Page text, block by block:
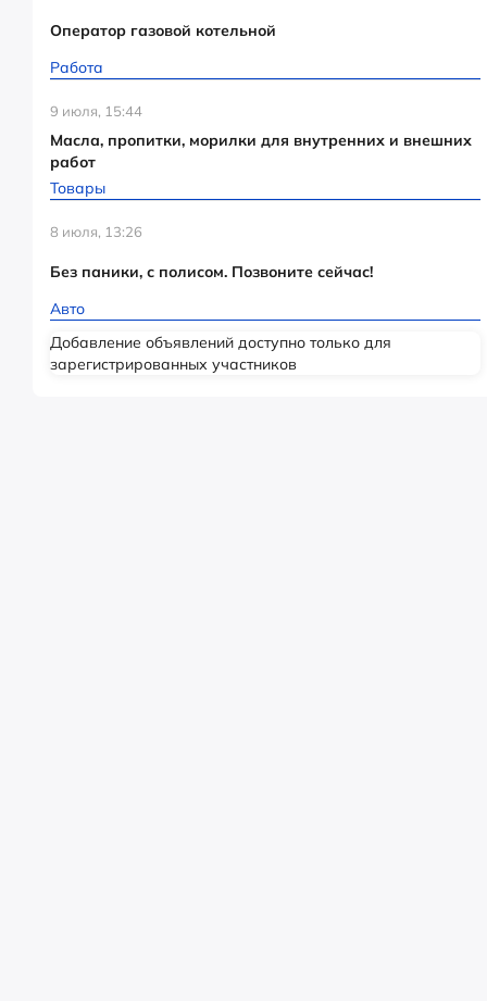
Оператор газовой котельной
Работа
9 июля, 15:44
Масла, пропитки, морилки для внутренних и внешних
работ
Товары
8 июля, 13:26
Без паники, с полисом. Позвоните сейчас!
Авто
Добавление объявлений доступно только для
зарегистрированных участников